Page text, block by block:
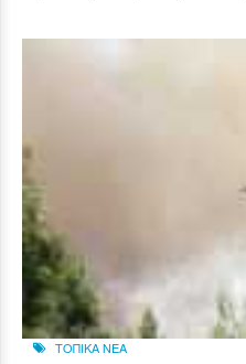
ΤΟΠΙΚΑ ΝΕΑ